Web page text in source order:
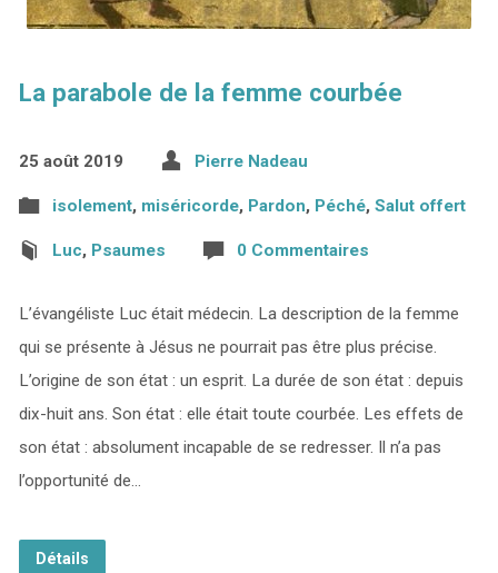
La parabole de la femme courbée
25 août 2019 Pierre Nadeau
isolement, miséricorde, Pardon, Péché, Salut offert
Luc, Psaumes 0 Commentaires
L’évangéliste Luc était médecin. La description de la femme
qui se présente à Jésus ne pourrait pas être plus précise.
L’origine de son état : un esprit. La durée de son état : depuis
dix-huit ans. Son état : elle était toute courbée. Les effets de
son état : absolument incapable de se redresser. Il n’a pas
l’opportunité de…
Détails